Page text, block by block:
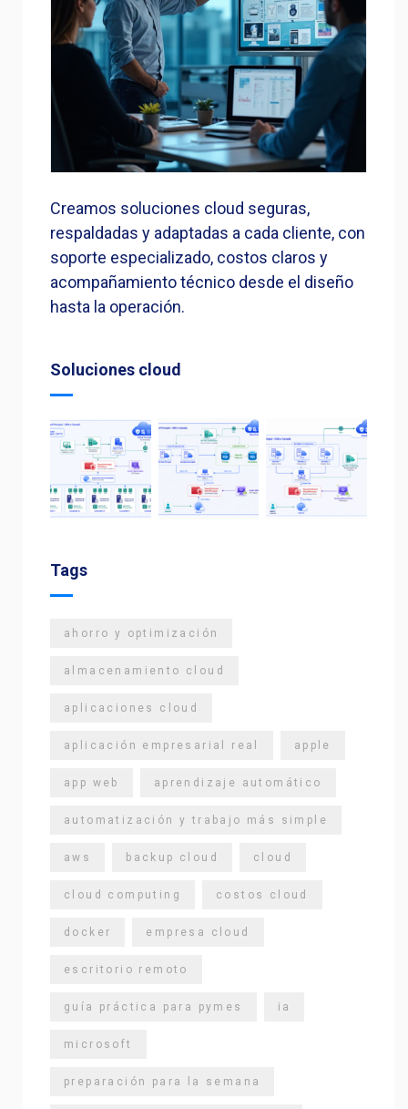
Creamos soluciones cloud seguras,
respaldadas y adaptadas a cada cliente, con
soporte especializado, costos claros y
acompañamiento técnico desde el diseño
hasta la operación.
Soluciones cloud
Tags
ahorro y optimización
almacenamiento cloud
aplicaciones cloud
aplicación empresarial real apple
app web aprendizaje automático
automatización y trabajo más simple
aws backup cloud cloud
cloud computing costos cloud
docker empresa cloud
escritorio remoto
guía práctica para pymes ia
microsoft
preparación para la semana